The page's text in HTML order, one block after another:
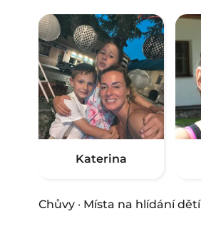
Katerina
Chůvy · Místa na hlídání dětí